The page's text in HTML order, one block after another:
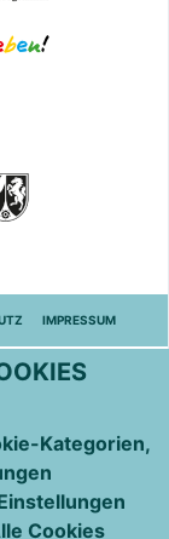
IMPRESSUM
Kategorien,
Cookies